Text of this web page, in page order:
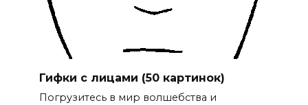
Гифки с лицами (50 картинок)
Погрузитесь в мир волшебства и